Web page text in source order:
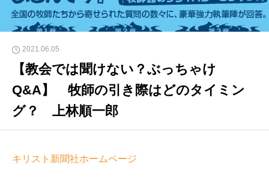
2021.06.05
【教会では聞けない？ぶっちゃけ
Q&A】 牧師の引き際はどのタイミン
グ？ 上林順一郎
キリスト新聞社ホームページ